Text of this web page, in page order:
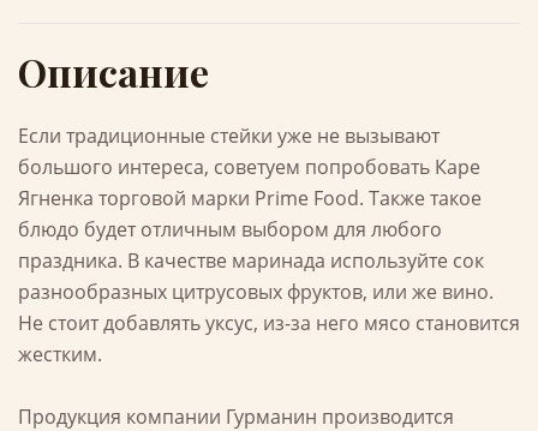
Описание
Если традиционные стейки уже не вызывают
большого интереса, советуем попробовать Каре
Ягненка торговой марки Prime Food. Также такое
блюдо будет отличным выбором для любого
праздника. В качестве маринада используйте сок
разнообразных цитрусовых фруктов, или же вино.
Не стоит добавлять уксус, из-за него мясо становится
жестким.
Продукция компании Гурманин производится